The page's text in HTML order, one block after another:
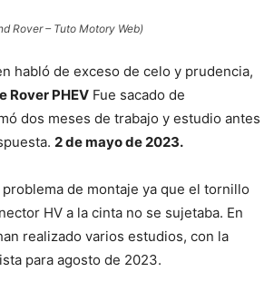
Rover – Tuto Motory Web)
habló de exceso de celo y prudencia,
Rover PHEV Fue sacado de
dos meses de trabajo y estudio antes
2 de mayo de 2023.
de montaje ya que el tornillo
HV a la cinta no se sujetaba. En
realizado varios estudios, con la
para agosto de 2023.